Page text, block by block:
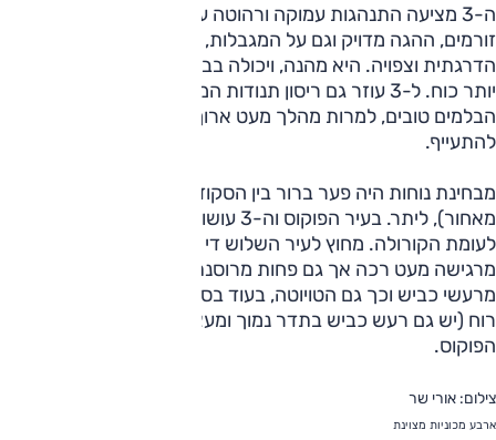
ה-3 מציעה התנהגות עמוקה ורהוטה עוד יותר. שינויי הכיוון
זורמים, ההגה מדויק וגם על המגבלות, ומעבר להן היא מאוד
הדרגתית וצפויה. היא מהנה, ויכולה בבירור להתמודד עם הרבה
יותר כוח. ל-3 עוזר גם ריסון תנודות המרכב הטוב בחבורה. אפילו
הבלמים טובים, למרות מהלך מעט ארוך. בקורולה הם נטו
להתעייף.
מבחינת נוחות היה פער ברור בין הסקודה הנוקשה (בייחוד
מאחור), ליתר. בעיר הפוקוס וה-3 עושות עבודה עדיפה מעט
לעומת הקורולה. מחוץ לעיר השלוש די משתוות. כאשר הפוקוס
מרעשי כביש וכך גם הטויוטה, בעוד בסקודה מדובר יותר ברעשי
רוח (יש גם רעש כביש בתדר נמוך ומעצבן). השקטה מכולן היא
הפוקוס.
צילום: אורי שר
ארבע מכוניות מצוינת